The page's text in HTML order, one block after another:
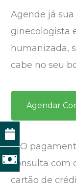
Agende já
ginecologista
humanizada,
cabe no seu
Agendar
** O
consulta com
cartão de